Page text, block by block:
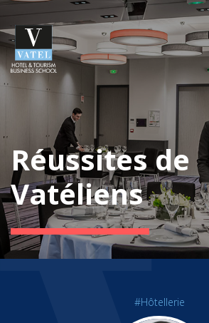
Réussites de
Vatéliens
#Hôtellerie